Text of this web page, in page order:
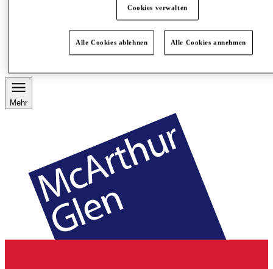
Restaurants
Mehr
Cookies verwalten
Alle Cookies ablehnen Alle Cookies annehmen